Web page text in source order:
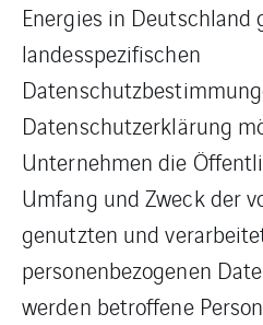
Energies in Deutschland
landesspezifischen
Datenschutzerklärung
Unternehmen die
Umfang und Zweck der
genutzten und
personenbezogenen
werden betroffene